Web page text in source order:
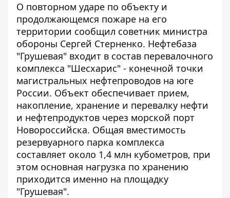
О повторном ударе по объекту и
продолжающемся пожаре на его
территории сообщил советник министра
обороны Сергей Стерненко. Нефтебаза
"Грушевая" входит в состав перевалочного
комплекса "Шесхарис" - конечной точки
магистральных нефтепроводов на юге
России. Объект обеспечивает прием,
накопление, хранение и перевалку нефти
и нефтепродуктов через морской порт
Новороссийска. Общая вместимость
резервуарного парка комплекса
составляет около 1,4 млн кубометров, при
этом основная нагрузка по хранению
приходится именно на площадку
"Грушевая".